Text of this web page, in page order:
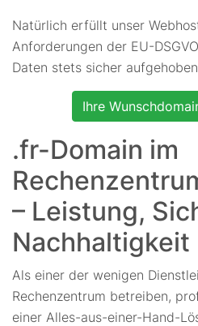
Natürlich erfüllt unser
Anforderungen der EU-
Daten stets sicher
Ihre
.fr-Domain im
– Leistung,
Nachhaltigkeit
Als einer der wenigen
Rechenzentrum betreiben,
einer Alles-aus-einer-Hand-